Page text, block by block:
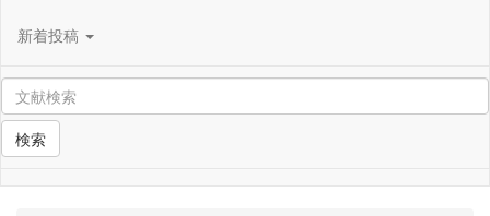
新着投稿
検索